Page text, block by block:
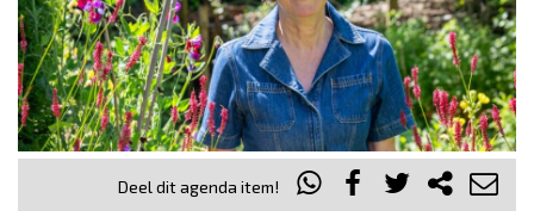
Inklappen
Deel dit agenda item!